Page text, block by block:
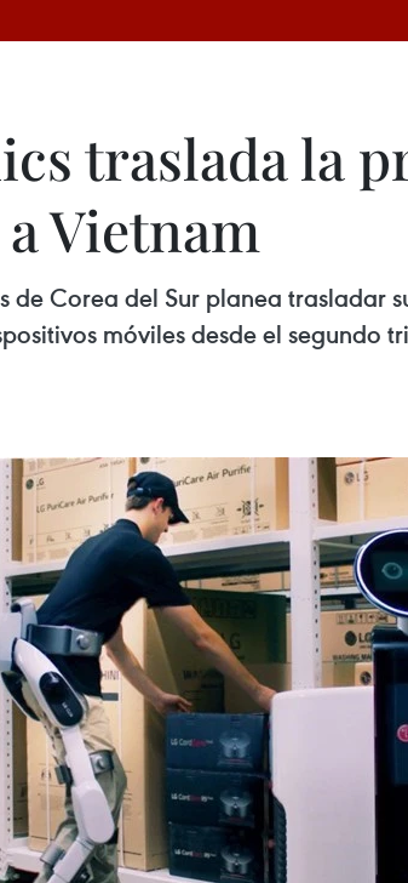
traslada la
Vietnam
de Corea del Sur planea
móviles desde el segundo